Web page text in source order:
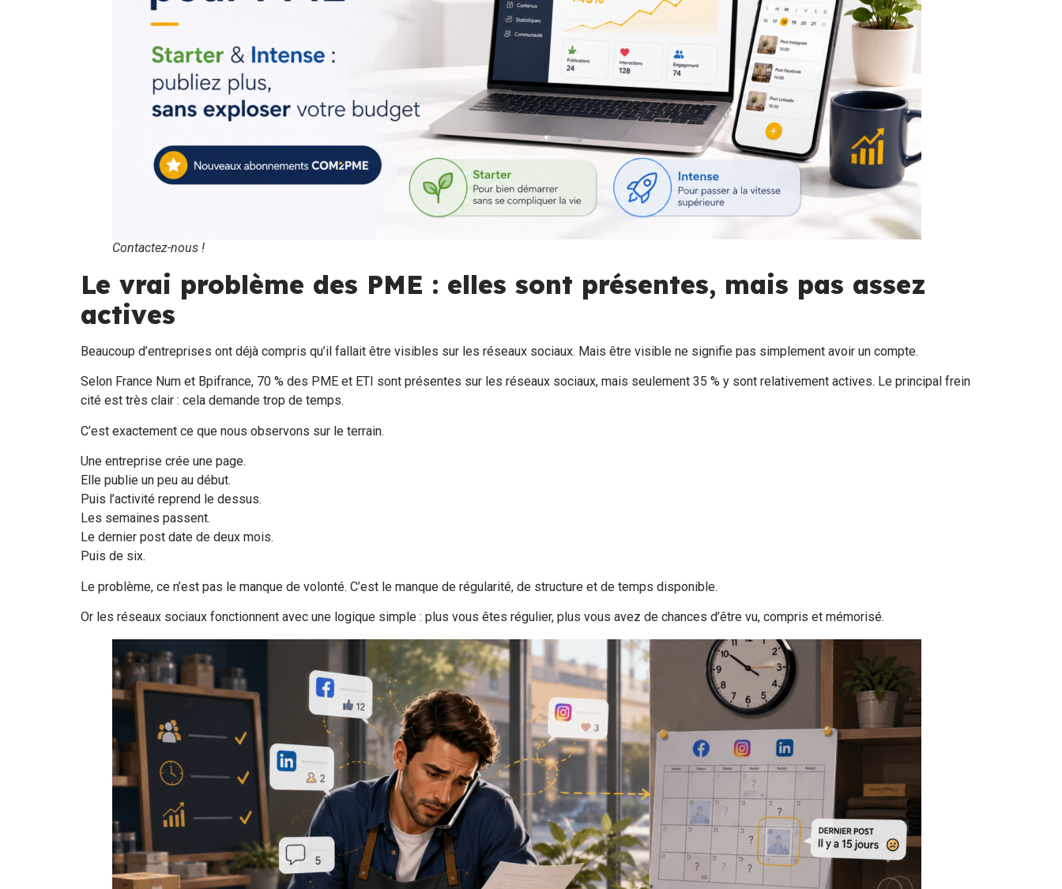
Contactez-nous !
Le vrai problème des PME : elles sont présentes, mais pas assez
actives
Beaucoup d’entreprises ont déjà compris qu’il fallait être visibles sur les réseaux sociaux. Mais être visible ne signifie pas simplement avoir un compte.
Selon France Num et Bpifrance, 70 % des PME et ETI sont présentes sur les réseaux sociaux, mais seulement 35 % y sont relativement actives. Le principal frein
cité est très clair : cela demande trop de temps.
C’est exactement ce que nous observons sur le terrain.
Une entreprise crée une page.
Elle publie un peu au début.
Puis l’activité reprend le dessus.
Les semaines passent.
Le dernier post date de deux mois.
Puis de six.
Le problème, ce n’est pas le manque de volonté. C’est le manque de régularité, de structure et de temps disponible.
Or les réseaux sociaux fonctionnent avec une logique simple : plus vous êtes régulier, plus vous avez de chances d’être vu, compris et mémorisé.